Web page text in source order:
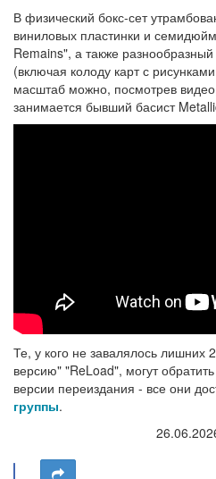
В физический бокс-сет
виниловых пластинки и
Remains", а также
(включая колоду карт с
масштаб можно, посмотрев
занимается бывший басист
Те, у кого не завалялось лишних
версию" "ReLoad", могут
версии переиздания - все они
группы.